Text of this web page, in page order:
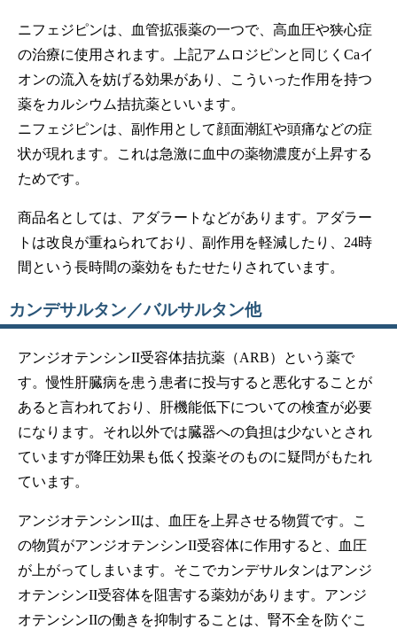
ニフェジピンは、血管拡張薬の一つで、高血圧や狭心症
の治療に使用されます。上記アムロジピンと同じくCaイ
オンの流入を妨げる効果があり、こういった作用を持つ
薬をカルシウム拮抗薬といいます。
ニフェジピンは、副作用として顔面潮紅や頭痛などの症
状が現れます。これは急激に血中の薬物濃度が上昇する
ためです。
商品名としては、アダラートなどがあります。アダラー
トは改良が重ねられており、副作用を軽減したり、24時
間という長時間の薬効をもたせたりされています。
カンデサルタン／バルサルタン他
アンジオテンシンII受容体拮抗薬（ARB）という薬で
す。慢性肝臓病を患う患者に投与すると悪化することが
あると言われており、肝機能低下についての検査が必要
になります。それ以外では臓器への負担は少ないとされ
ていますが降圧効果も低く投薬そのものに疑問がもたれ
ています。
アンジオテンシンIIは、血圧を上昇させる物質です。こ
の物質がアンジオテンシンII受容体に作用すると、血圧
が上がってしまいます。そこでカンデサルタンはアンジ
オテンシンII受容体を阻害する薬効があります。アンジ
オテンシンIIの働きを抑制することは、腎不全を防ぐこ